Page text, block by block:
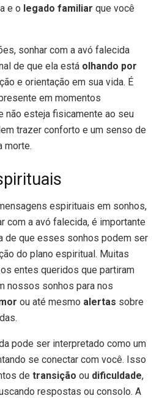
e o legado familiar que você
sonhar com a avó falecida
de que ela está olhando por
e orientação em sua vida. É
em momentos
não esteja fisicamente ao seu
trazer conforto e um senso de
morte.
espirituais em sonhos,
com a avó falecida, é importante
de que esses sonhos podem ser
do plano espiritual. Muitas
entes queridos que partiram
nossos sonhos para nos
ou até mesmo alertas sobre
pode ser interpretado como um
se conectar com você. Isso
de transição ou dificuldade,
respostas ou consolo. A